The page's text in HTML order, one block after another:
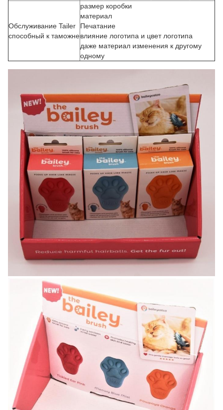
Обслуживание Tailer
способный к таможне
размер коробки
материал
Печатание
влияние логотипа и цвет логотипа
даже материал изменения к другому
одному